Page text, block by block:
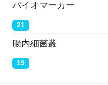
バイオマーカー
21
腸内細菌叢
19